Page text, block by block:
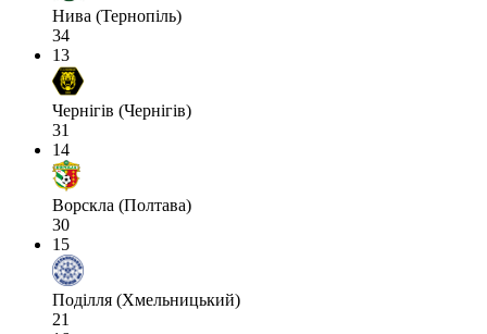
Нива (Тернопіль)
34
13
Чернігів (Чернігів)
31
14
Ворскла (Полтава)
30
15
Поділля (Хмельницький)
21